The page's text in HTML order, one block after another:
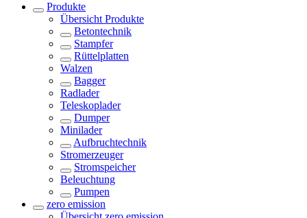
Produkte
Übersicht Produkte
Betontechnik
Stampfer
Rüttelplatten
Walzen
Bagger
Radlader
Teleskoplader
Dumper
Minilader
Aufbruchtechnik
Stromerzeuger
Stromspeicher
Beleuchtung
Pumpen
zero emission